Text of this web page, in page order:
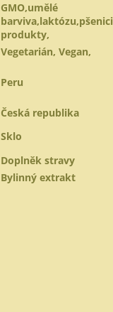
GMO,umělé
produkty,
Vegetarián, Vegan,
Peru
Česká republika
Sklo
Doplněk stravy
Bylinný extrakt